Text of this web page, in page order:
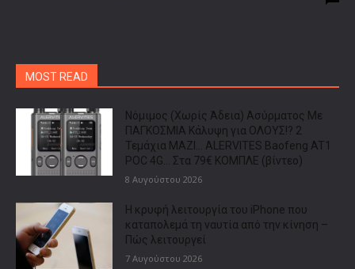
MOST READ
Νόμιμος (Χωρίς Άδεια) Ασύρματος Με
ΠΑΓΚΟΣΜΙΑ Κάλυψη για ΟΛΟΥΣ!? 2
Τεμάχια ΜΑΖΙ… ALERVITES Baofeng AT1
POC 4G… Στα 79€ ΚΟΜΠΛΕ (βίντεο)
8 Αυγούστου 2026
Η κρυφή λειτουργία του iPhone που
καταπολεμά τη ναυτία από την κίνηση –
Πώς λειτουργεί
7 Αυγούστου 2026